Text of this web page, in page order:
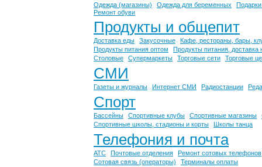
Одежда (магазины)
Одежда для беременных
Ремонт обуви
Продукты и общепит
Доставка еды Закусочные
Кафе, рестораны, бары,
Продукты питания оптом
Продукты питания, доставка
Столовые
Супермаркеты Торговые сети Торговые
СМИ
Газеты и журналы Интернет СМИ Радиостанции
Спорт
Бассейны Спортивные клубы Спортивные магазины
Спортивные школы, стадионы и корты
Школы танца
Телефония и почта
АТС Почтовые отделения
Ремонт сотовых телефонов
Сотовая связь (операторы)
Терминалы оплаты